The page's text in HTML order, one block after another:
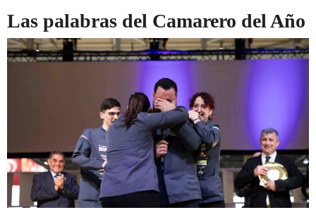
Las palabras del Camarero del Año